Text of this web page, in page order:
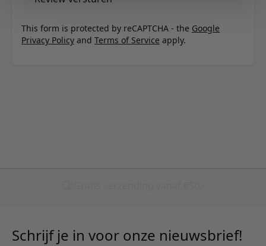
This form is protected by reCAPTCHA - the Google
Privacy Policy and Terms of Service apply.
Schrijf je in voor onze nieuwsbrief!